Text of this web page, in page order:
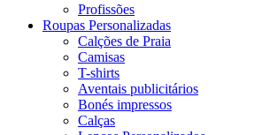
Profissões
Roupas Personalizadas
Calções de Praia
Camisas
T-shirts
Aventais publicitários
Bonés impressos
Calças